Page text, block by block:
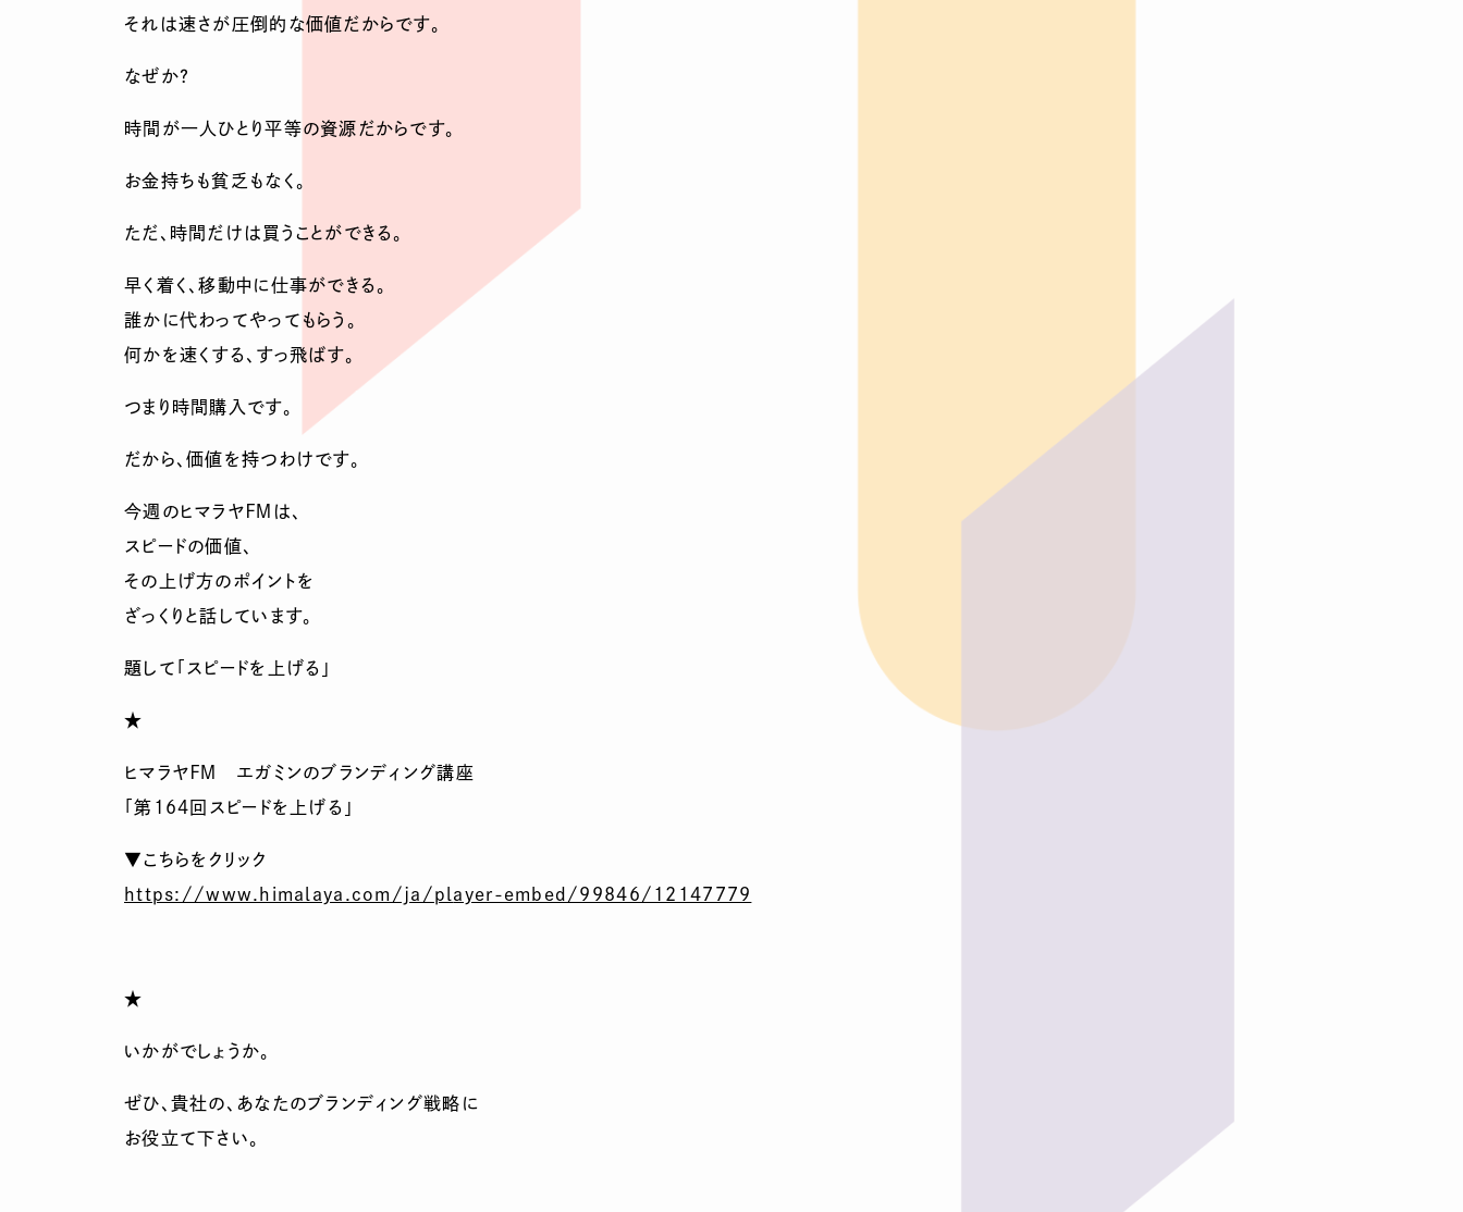
それは速さが圧倒的な価値だからです。
なぜか？
時間が一人ひとり平等の資源だからです。
お金持ちも貧乏もなく。
ただ、時間だけは買うことができる。
早く着く、移動中に仕事ができる。
誰かに代わってやってもらう。
何かを速くする、すっ飛ばす。
つまり時間購入です。
だから、価値を持つわけです。
今週のヒマラヤＦＭは、
スピードの価値、
その上げ方のポイントを
ざっくりと話しています。
題して「スピードを上げる」
★
ヒマラヤＦＭ エガミンのブランディング講座
「第164回スピードを上げる」
▼こちらをクリック
https://www.himalaya.com/ja/player-embed/99846/12147779
★
いかがでしょうか。
ぜひ、貴社の、あなたのブランディング戦略に
お役立て下さい。